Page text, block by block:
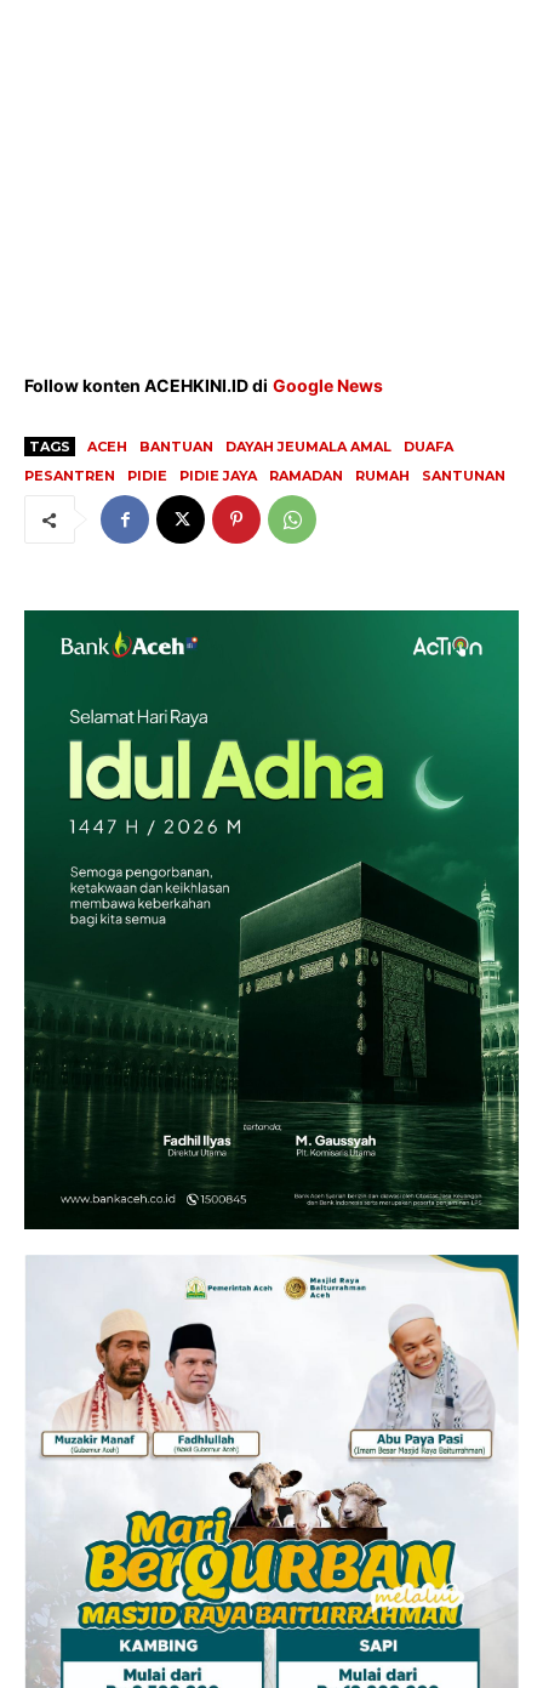
Indeks
Redaksi
Kebijakan Pengguna
Hubungi Kami
Aset
Indeks Artikel
Follow konten ACEHKINI.ID di Google News
TAGS ACEH BANTUAN DAYAH JEUMALA AMAL
DUAFA
PESANTREN
PIDIE PIDIE JAYA RAMADAN RUMAH SANTUNAN